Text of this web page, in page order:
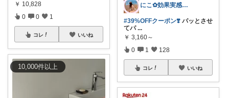
10,000件以上
￥ 10,828
0 0 1
コレ いいね
にこ‪✿効果実感美容✿大人可愛い🍰
#39%OFFクーポン❣️ パッとさせ
てパ ...
￥ 3,160～
0 1 128
コレ いいね